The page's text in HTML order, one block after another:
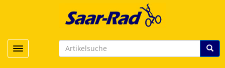
Toggle navigation